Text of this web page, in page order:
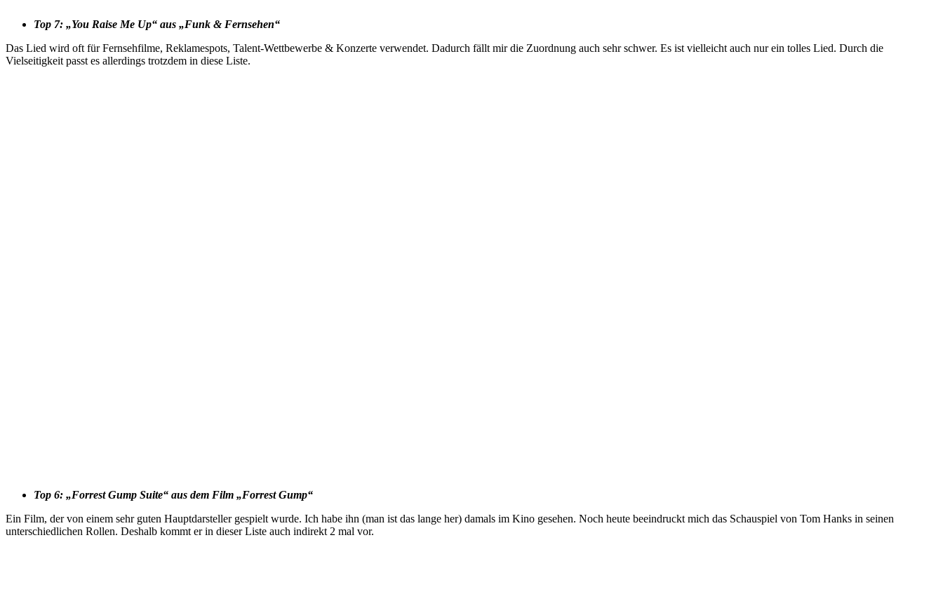
Top 7: „You Raise Me Up“ aus „Funk & Fernsehen“
Das Lied wird oft für Fernsehfilme, Reklamespots, Talent-Wettbewerbe & Konzerte verwendet. Dadurch fällt mir die Zuordnung auch sehr schwer. Es ist vielleicht auch nur ein tolles Lied. Durch die
Vielseitigkeit passt es allerdings trotzdem in diese Liste.
Top 6: „Forrest Gump Suite“ aus dem Film „Forrest Gump“
Ein Film, der von einem sehr guten Hauptdarsteller gespielt wurde. Ich habe ihn (man ist das lange her) damals im Kino gesehen. Noch heute beeindruckt mich das Schauspiel von Tom Hanks in seinen
unterschiedlichen Rollen. Deshalb kommt er in dieser Liste auch indirekt 2 mal vor.